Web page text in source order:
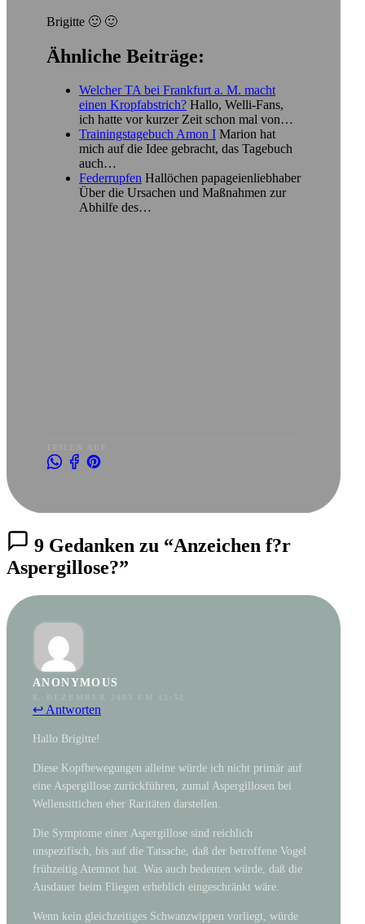
Brigitte 🙂 🙂
Ähnliche Beiträge:
Welcher TA bei Frankfurt a. M. macht
einen Kropfabstrich? Hallo, Welli-Fans,
ich hatte vor kurzer Zeit schon mal von…
Trainingstagebuch Amon I Marion hat
mich auf die Idee gebracht, das Tagebuch
auch…
Federrupfen Hallöchen papageienliebhaber
Über die Ursachen und Maßnahmen zur
Abhilfe des…
9 Gedanken zu “Anzeichen f?r
Aspergillose?”
ANONYMOUS
↩ Antworten
Hallo Brigitte!
Diese Kopfbewegungen alleine würde ich nicht primär auf
eine Aspergillose zurückführen, zumal Aspergillosen bei
Wellensittichen eher Raritäten darstellen.
Die Symptome einer Aspergillose sind reichlich
unspezifisch, bis auf die Tatsache, daß der betroffene Vogel
frühzeitig Atemnot hat. Was auch bedeuten würde, daß die
Ausdauer beim Fliegen erheblich eingeschränkt wäre.
Wenn kein gleichzeitiges Schwanzwippen vorliegt, würde